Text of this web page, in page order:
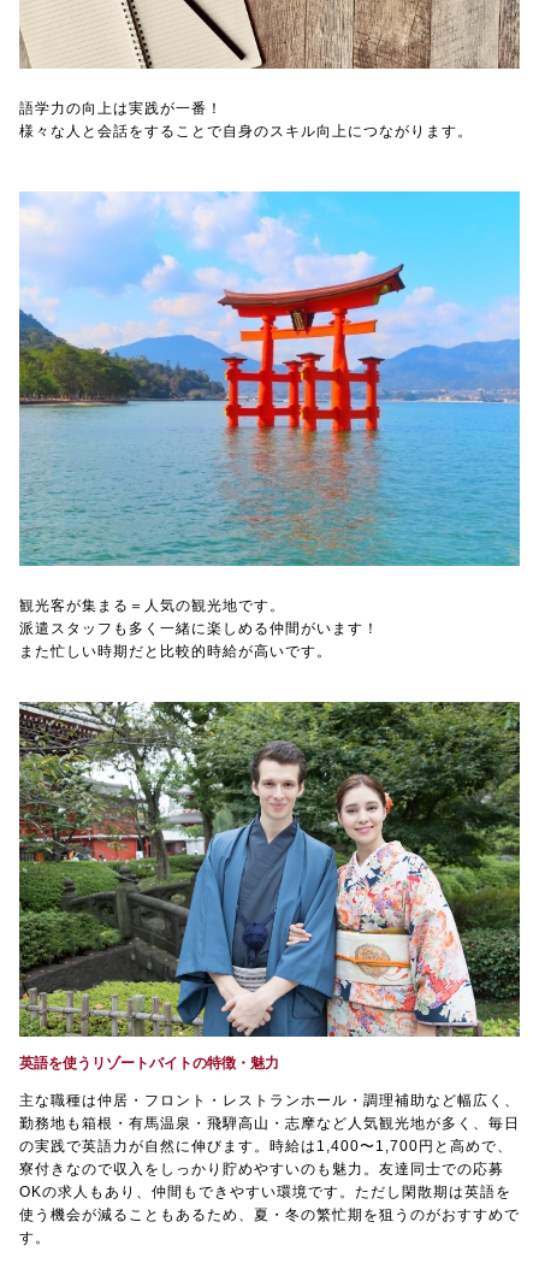
語学力の向上は実践が一番！
様々な人と会話をすることで自身のスキル向上につながります。
観光客が集まる＝人気の観光地です。
派遣スタッフも多く一緒に楽しめる仲間がいます！
また忙しい時期だと比較的時給が高いです。
英語を使うリゾートバイトの特徴・魅力
主な職種は仲居・フロント・レストランホール・調理補助など幅広く、
勤務地も箱根・有馬温泉・飛騨高山・志摩など人気観光地が多く、毎日
の実践で英語力が自然に伸びます。時給は1,400〜1,700円と高めで、
寮付きなので収入をしっかり貯めやすいのも魅力。友達同士での応募
OKの求人もあり、仲間もできやすい環境です。ただし閑散期は英語を
使う機会が減ることもあるため、夏・冬の繁忙期を狙うのがおすすめで
す。